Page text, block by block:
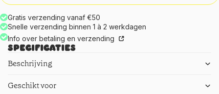
Gratis verzending vanaf €50
Snelle verzending binnen 1 à 2 werkdagen
Info over betaling en verzending
Specificaties
Beschrijving
Geschikt voor